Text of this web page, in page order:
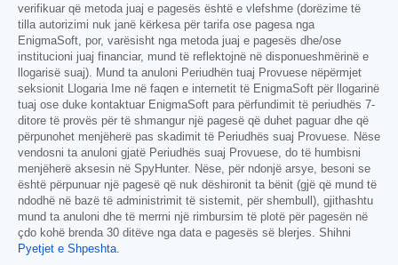
verifikuar që metoda juaj e pagesës është e vlefshme (dorëzime të
tilla autorizimi nuk janë kërkesa për tarifa ose pagesa nga
EnigmaSoft, por, varësisht nga metoda juaj e pagesës dhe/ose
institucioni juaj financiar, mund të reflektojnë në disponueshmërinë e
llogarisë suaj). Mund ta anuloni Periudhën tuaj Provuese nëpërmjet
seksionit Llogaria Ime në faqen e internetit të EnigmaSoft për llogarinë
tuaj ose duke kontaktuar EnigmaSoft para përfundimit të periudhës 7-
ditore të provës për të shmangur një pagesë që duhet paguar dhe që
përpunohet menjëherë pas skadimit të Periudhës suaj Provuese. Nëse
vendosni ta anuloni gjatë Periudhës suaj Provuese, do të humbisni
menjëherë aksesin në SpyHunter. Nëse, për ndonjë arsye, besoni se
është përpunuar një pagesë që nuk dëshironit ta bënit (gjë që mund të
ndodhë në bazë të administrimit të sistemit, për shembull), gjithashtu
mund ta anuloni dhe të merrni një rimbursim të plotë për pagesën në
çdo kohë brenda 30 ditëve nga data e pagesës së blerjes. Shihni
Pyetjet e Shpeshta.